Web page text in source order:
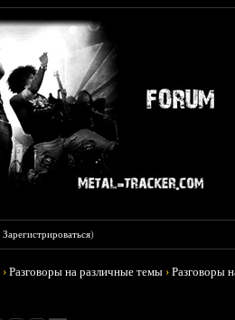
Зарегистрироваться)
›Разговоры на различные темы ›Разговоры